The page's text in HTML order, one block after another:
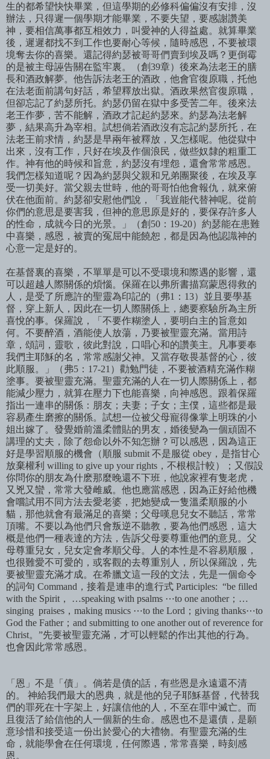
生的都希望快快畢業，但這學期的必修科偏偏沒有安排 ，沒
辦法，只得遲一個學期才能畢業，不要失望，要感謝讚美
神，要相信萬事都互相效力，叫愛神的人得益處。就算畢業
後，遲遲都找不到工作也要耐心等候，隨時感恩，不要被環
境奪去你的喜樂。還記得約瑟被哥哥們賣到埃及嗎？更倒霉
的是被主母誣告關在監牢裏。（創39章）後來為法老王的膳
長和酒政解夢。他告訴法老王的酒政，他會官復原職，托他
在法老面前講句好話， 希望釋放出獄。酒政果然官復原職，
但卻忘記了約瑟所托。約瑟仍留在獄中多受苦二年。後來法
老王作夢，苦不能解，酒政才記起約瑟來。約瑟為法老解
夢，結果高升為宰相。試想倘若酒政沒有忘記約瑟所托，在
法老王前求情，約瑟是早兩年被釋放，又怎樣呢。他從獄中
出來，沒有工作，只好在埃及作個浪民，做些奴隸的粗重工
作。神有他的時候和旨意，約瑟沒有埋怨，還會常常感恩。
我們怎樣知道呢？因為約瑟與父親和兄弟團聚後，在埃及享
受一切美好。當父親去世時，他的哥哥怕他會報仇，就來俯
伏在他面前。約瑟卻安慰他們說，「我豈能代替神呢。從前
你們的意思是要害我，但神的意思原是好的，要保存許多人
的性命，成就今日的光景。」（創50：19-20）約瑟能在患難
中喜樂，感恩，被賣的冤屈中能饒恕，都是因為他認識神的
心意一定是好的。
在基督裏的喜樂，不單單是可以不受環境和際遇的影響，還
可以超越人際關係的煩惱。保羅在以弗所書描寫蒙恩得救的
人，是受了所應許的聖靈為印記的（弗1：13）並且要學基
督，穿上新人，因此在一切人際關係上，總要察驗所為主所
喜悅的事。保羅說，「不要作糊塗人，要明白主的旨意如
何。不要醉酒，酒能使人放蕩，乃要被聖靈充滿。當用詩
章，頌詞，靈歌，彼此對說，口唱心和的讚美主。凡事要奉
我們主耶穌的名，常常感謝父神。又當存敬畏基督的心，彼
此順服。」（弗5：17-21）勸勉門徒，不要被酒精充滿作糊
塗事。 要被聖靈充滿。聖靈充滿的人在一切人際關係上，都
能減少壓力，就算在壓力下也能喜樂，向神感恩。跟着保羅
指出一連串的關係：朋友；夫妻；子女；主僕，這些都是最
容易產生磨擦的關係。試想一位被父母寵得像掌上明珠的小
姐出嫁了。發覺婚前溫柔體貼的男友，婚後變為一個頑固不
講理的丈夫，除了怨命以外不知怎辦？可以感恩，因為這正
好是學習順服的機會（順服 submit 不是服從 obey ，是指甘心
放棄權利 willing to give up your rights ，不根根計較）；又假設
你問你的朋友為什麽那麼晚還不下班，他說家裡有隻老虎，
又兇又蠻，常常大發雌威。他也應當感恩，因為正好給他機
會嚐試用不同方法去愛老婆，把她變成一隻溫柔順服的小
貓，那他就會有最滿足的喜樂；父母嘆息兒女不聽話，常常
頂嘴。不要以為他們只會叛逆不聽教，要為他們感恩，這大
概是他們一種表達的方法，告訴父母要尊重他們的意見。父
母尊重兒女，兒女定會孝順父母。人的本性是不容易順服，
也很難愛不可愛的，或客觀的去尊重別人，所以保羅說，先
要被聖靈充滿才成。在希臘文這一段的文法，先是一個命令
的詞句 Command ，接着是連串的進行式 Participles: “be filled
with the Spirit ， …speaking with psalms ⋯to one another； …
singing praises ， making musics ⋯to the Lord ； giving thanks⋯to
God the Father； and submitting to one another out of reverence for
Christ。 ”先要被聖靈充滿，才可以輕鬆的作出其他的行為。
也會因此常常感恩。
「恩」不是「債」。倘若是債的話，有些恩是永遠還不清
的。 神給我們最大的恩典，就是他的兒子耶穌基督，代替我
們的罪死在十字架上，好讓信他的人，不至在罪中滅亡。而
且復活了給信他的人一個新的生命。感恩也不是還債，是願
意珍惜和接受這一份出於愛心的大禮物。有聖靈充滿的生
命，就能學會在任何環境，任何際遇，常常喜樂，時刻感
恩 。